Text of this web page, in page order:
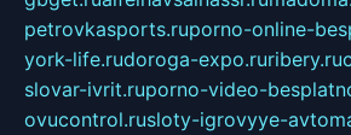
petrovkasports.ruporno-online-
york-life.rudoroga-expo.ruribery.ru
slovar-ivrit.ruporno-video-
ovucontrol.rusloty-igrovyye-